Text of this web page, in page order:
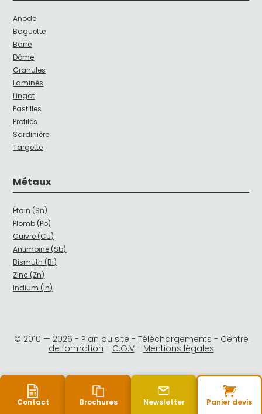
Anode
Baguette
Barre
Dôme
Granules
Laminés
Lingot
Pastilles
Profilés
Sardinière
Targette
Métaux
Étain (Sn)
Plomb (Pb)
Cuivre (Cu)
Antimoine (Sb)
Bismuth (Bi)
Zinc (Zn)
Indium (In)
© 2010 — 2026 - Plan du site - Téléchargements - Centre
de formation - C.G.V- Mentions légales
Contact Brochures Newsletter Panier devis